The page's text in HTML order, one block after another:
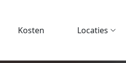
Kosten Locaties